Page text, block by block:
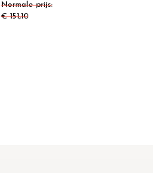
Normale prijs
€ 151,10